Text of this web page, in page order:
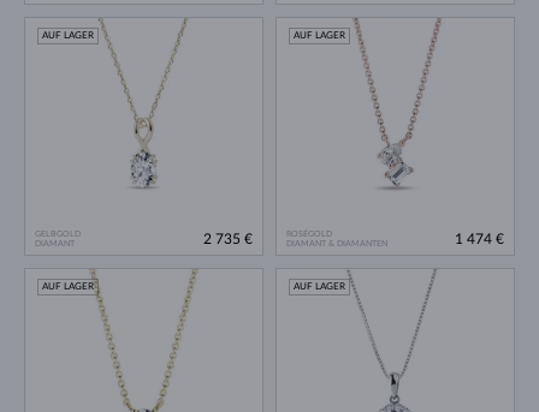
GELBGOLD
DIAMANT
AUF LAGER
2 735 €
ROSÉGOLD
DIAMANT & DIAMANTEN
AUF LAGER
1 474 €
AUF LAGER AUF LAGER